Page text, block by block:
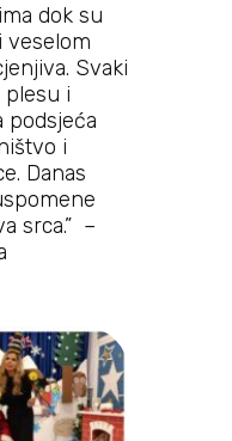
dok su
veselom
Svaki
i
podsjeća
i
Danas
srca.” –